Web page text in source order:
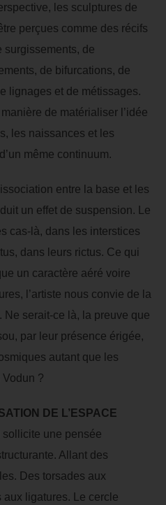
les sculptures de
perçues comme des récifs
surgissements, de
de bifurcations, de
lignages et de métissages.
de matérialiser l’idée
les naissances et les
même continuum.
entre la base et les
un effet de suspension. Le
cas-là, dans les interstices
dans leurs rictus. Ce qui
un caractère aéré voire
l’artiste nous convie de la
Ne serait-ce là, la preuve que
par leur présence érigée,
autant que les
?
DE L’ESPACE
sollicite une pensée
Allant des
Des torsades aux
ligatures. Le cercle